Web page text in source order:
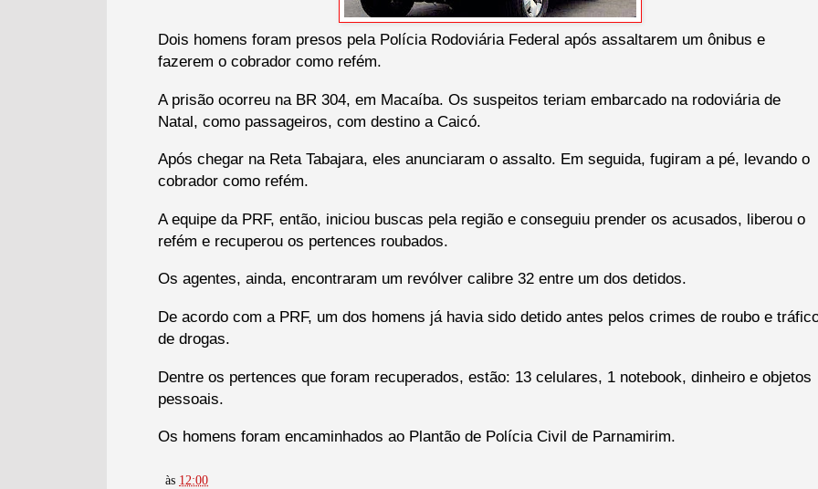
Dois homens foram presos pela Polícia Rodoviária Federal após assaltarem um ônibus e
fazerem o cobrador como refém.
A prisão ocorreu na BR 304, em Macaíba. Os suspeitos teriam embarcado na rodoviária de
Natal, como passageiros, com destino a Caicó.
Após chegar na Reta Tabajara, eles anunciaram o assalto. Em seguida, fugiram a pé, levando o
cobrador como refém.
A equipe da PRF, então, iniciou buscas pela região e conseguiu prender os acusados, liberou o
refém e recuperou os pertences roubados.
Os agentes, ainda, encontraram um revólver calibre 32 entre um dos detidos.
De acordo com a PRF, um dos homens já havia sido detido antes pelos crimes de roubo e
de drogas.
Dentre os pertences que foram recuperados, estão: 13 celulares, 1 notebook, dinheiro e objetos
pessoais.
Os homens foram encaminhados ao Plantão de Polícia Civil de Parnamirim.
às 12:00